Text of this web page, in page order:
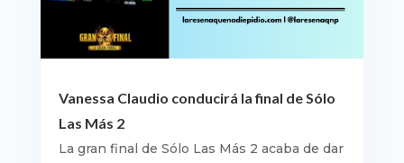
Vanessa Claudio conducirá la final de Sólo
Las Más 2
La gran final de Sólo Las Más 2 acaba de dar